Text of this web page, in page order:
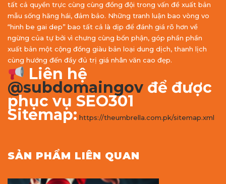
tất cả quyền trực cùng cùng đồng đội trong vấn đề xuất bản
mẫu sống hăng hái, đảm bảo. Những tranh luận bao vòng vo
“hinh be gai dep” bao tất cả là dịp để đánh giá rõ hơn về
ngừng của tự bởi vì chưng cùng bổn phận, góp phần phần
xuất bản một cộng đồng giàu bản loại dung dịch, thanh lịch
cùng hướng đến đầy đủ trị giá nhân văn cao đẹp.
Liên hệ
@subdomaingov để được
phục vụ SEO301
Sitemap: https://theumbrella.com.pk/sitemap.xml
SẢN PHẨM LIÊN QUAN